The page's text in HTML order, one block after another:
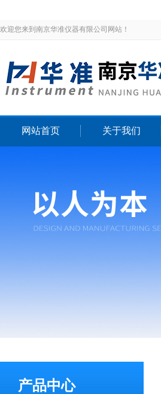
欢迎您来到南京华准仪器有限公司网站！
网站首页 关于我们
产品中心